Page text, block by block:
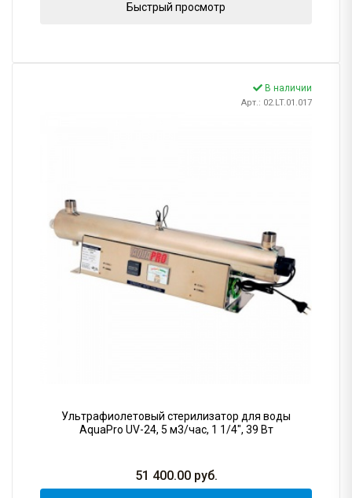
Быстрый просмотр
В наличии
Арт.: 02.LT.01.017
Ультрафиолетовый стерилизатор для воды
AquaPro UV-24, 5 м3/час, 1 1/4", 39 Вт
51 400.00руб.